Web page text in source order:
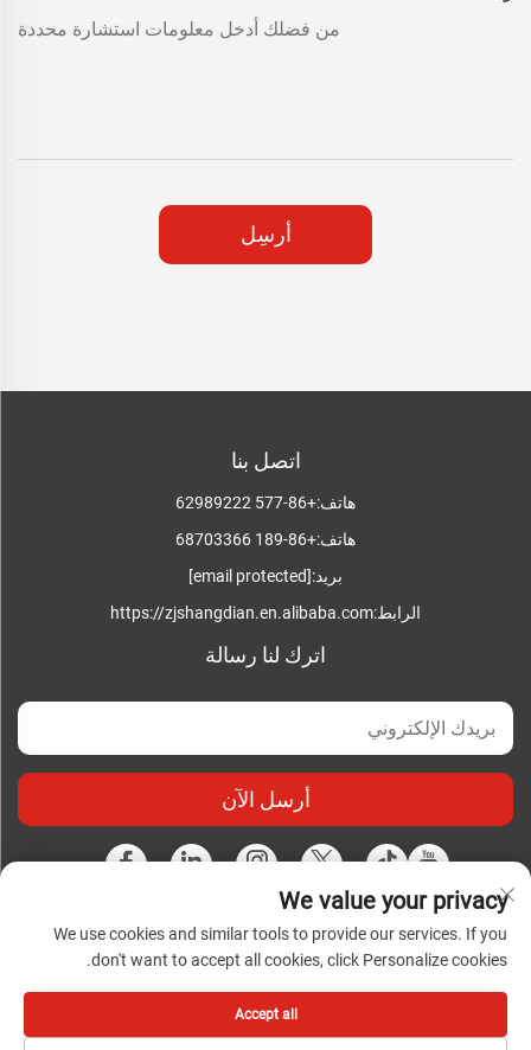
أرسِل
اتصل بنا
هاتف:+86-577 62989222
هاتف:+86-189 68703366
بريد:[email protected]
الرابط:https://zjshangdian.en.alibaba.com
اترك لنا رسالة
أرسل الآن
حقوق النشر محفوظة © شركة تشجيانغ شانغديان للصناعات
الكهربائية المتكاملة المحدودة. جميع الحقوق محفوظة |
الخصوصية
المدونة
We value your privacy
We use cookies and similar tools to provide our services. If you
don't want to accept all cookies, click Personalize cookies.
Accept all